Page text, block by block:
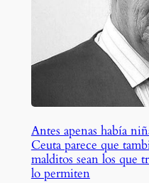
Antes apenas había
Ceuta parece que
malditos sean los que
lo permiten